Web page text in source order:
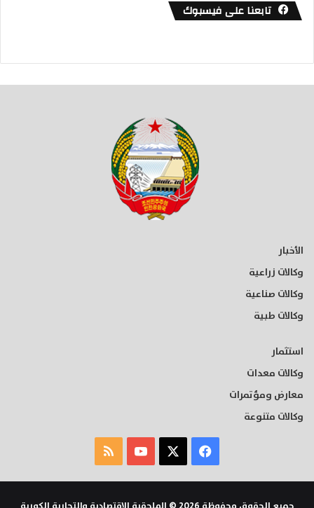
تابعنا على فيسبوك
الأخبار
وكالات زراعية
وكالات صناعية
وكالات طبية
استثمار
وكالات معدات
معارض ومؤتمرات
وكالات متنوعة
فيسبوك ‫YouTubeملخص
الموقع